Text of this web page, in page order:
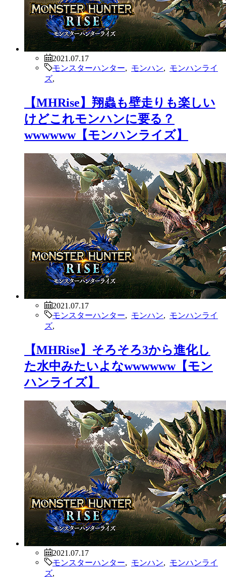
2021.07.17
モンスターハンター
モンハン
モンハンライ
ズ
【MHRise】翔蟲も壁走りも楽しい
けどこれモンハンに要る？
wwwwww【モンハンライズ】
2021.07.17
モンスターハンター
モンハン
モンハンライ
ズ
【MHRise】そろそろ3から進化し
た水中みたいよなwwwwww【モン
ハンライズ】
2021.07.17
モンスターハンター
モンハン
モンハンライ
ズ